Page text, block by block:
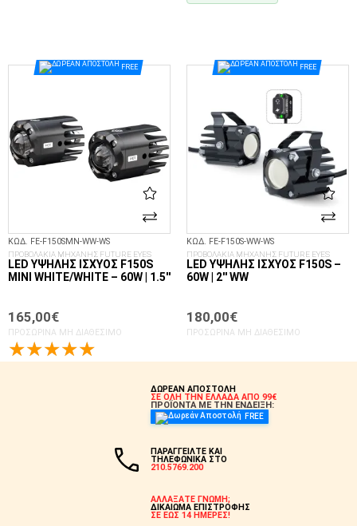
FREE
ΚΩΔ. FE-F150SMN-WW-WS
ΠΡΟΒΟΛΑΚΙΑ ΜΗΧΑΝΗΣ FUTURE EYES
LED ΥΨΗΛΉΣ ΙΣΧΎΟΣ F150S
MINI WHITE/WHITE – 60W | 1.5′′
165,00€
ΠΡΟΣΩΡΙΝΆ ΜΗ ΔΙΑΘΈΣΙΜΟ
FREE
ΚΩΔ. FE-F150S-WW-WS
ΠΡΟΒΟΛΑΚΙΑ ΜΗΧΑΝΗΣ FUTURE EYES
LED ΥΨΗΛΉΣ ΙΣΧΎΟΣ F150S –
60W | 2′′ WW
180,00€
ΠΡΟΣΩΡΙΝΆ ΜΗ ΔΙΑΘΈΣΙΜΟ
ΔΩΡΕΑΝ ΑΠΟΣΤΟΛΗ
ΣΕ ΟΛΗ ΤΗΝ ΕΛΛΑΔΑ ΑΠΟ 99€
ΠΡΟΪΟΝΤΑ ΜΕ ΤΗΝ ΕΝΔΕΙΞΗ:
FREE
ΠΑΡΑΓΓΕΙΛΤΕ ΚΑΙ
ΤΗΛΕΦΩΝΙΚΑ ΣΤΟ
210.5769.200
ΑΛΛΑΞΑΤΕ ΓΝΩΜΗ;
ΔΙΚΑΙΩΜΑ ΕΠΙΣΤΡΟΦΗΣ
ΣΕ ΕΩΣ 14 ΗΜΕΡΕΣ!